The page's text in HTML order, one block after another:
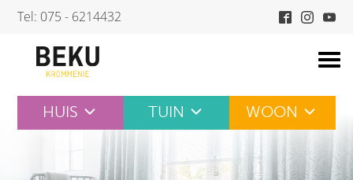
Skip
content
Tel: 075 - 6214432
HUIS TUIN WOON